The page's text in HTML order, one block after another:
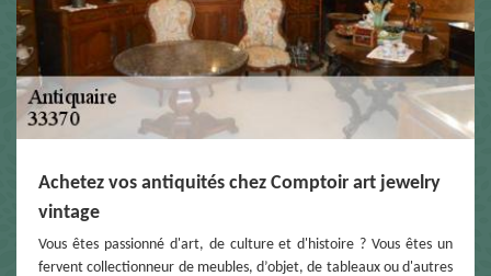
Achetez vos antiquités chez Comptoir art jewelry
vintage
Vous êtes passionné d'art, de culture et d'histoire ? Vous êtes un
fervent collectionneur de meubles, d’objet, de tableaux ou d'autres